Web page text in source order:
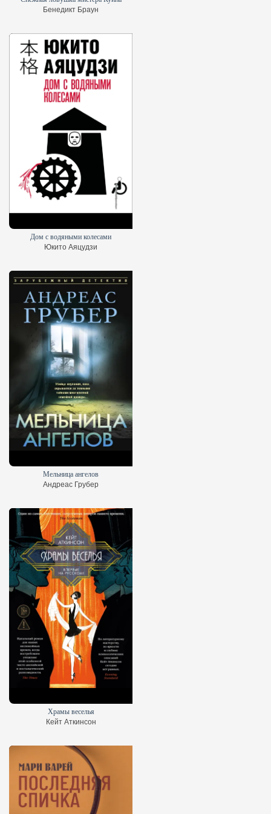
Бенедикт Браун
Дом с водяными колесами
Юкито Аяцудзи
Мельница ангелов
Андреас Грубер
Храмы веселья
Кейт Аткинсон